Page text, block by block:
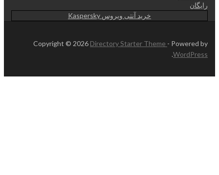
رایگان
خرید آنتی ویروس Kaspersky
Copyright © 2026 Directory Starter Theme - Powered by
WordPress
.